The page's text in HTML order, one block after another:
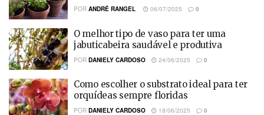
POR ANDRÉ RANGEL 06/07/2025 0
O melhor tipo de vaso para ter uma
jabuticabeira saudável e produtiva
POR DANIELY CARDOSO 24/06/2025 0
Como escolher o substrato ideal para ter
orquídeas sempre floridas
POR DANIELY CARDOSO 18/06/2025 0